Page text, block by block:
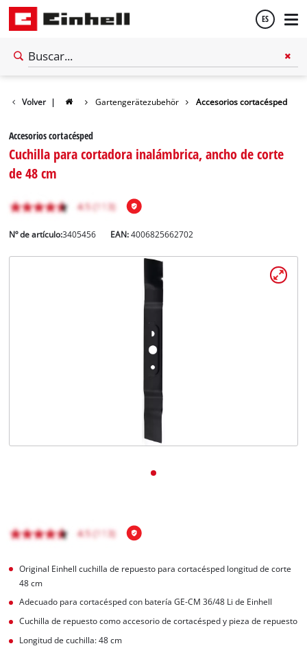
ES
Volver | Gartengerätezubehör Accesorios cortacésped
Accesorios cortacésped
Cuchilla para cortadora inalámbrica, ancho de corte
de 48 cm
Nº de artículo:3405456 EAN:4006825662702
Original Einhell cuchilla de repuesto para cortacésped longitud de corte
48 cm
Adecuado para cortacésped con batería GE-CM 36/48 Li de Einhell
Cuchilla de repuesto como accesorio de cortacésped y pieza de repuesto
Longitud de cuchilla: 48 cm